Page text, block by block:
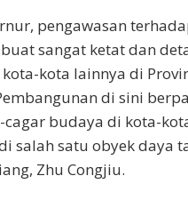
pengawasan
sangat ketat dan
kota lainnya di
di sini
budaya di kota-
salah satu obyek daya
Zhu Congjiu.